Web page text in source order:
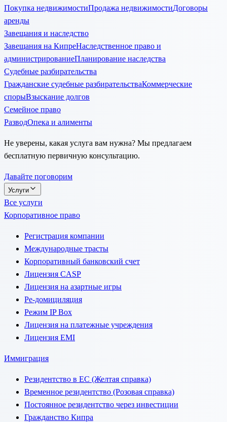
Покупка недвижимостиПродажа недвижимостиДоговоры
аренды
Завещания и наследство
Завещания на КипреНаследственное право и
администрированиеПланирование наследства
Судебные разбирательства
Гражданские судебные разбирательстваКоммерческие
спорыВзыскание долгов
Семейное право
РазводОпека и алименты
Не уверены, какая услуга вам нужна? Мы предлагаем
бесплатную первичную консультацию.
Давайте поговорим
Услуги
Все услуги
Корпоративное право
Регистрация компании
Международные трасты
Корпоративный банковский счет
Лицензия CASP
Лицензия на азартные игры
Ре-домициляция
Режим IP Box
Лицензия на платежные учреждения
Лицензия EMI
Иммиграция
Резидентство в ЕС (Желтая справка)
Временное резидентство (Розовая справка)
Постоянное резидентство через инвестиции
Гражданство Кипра